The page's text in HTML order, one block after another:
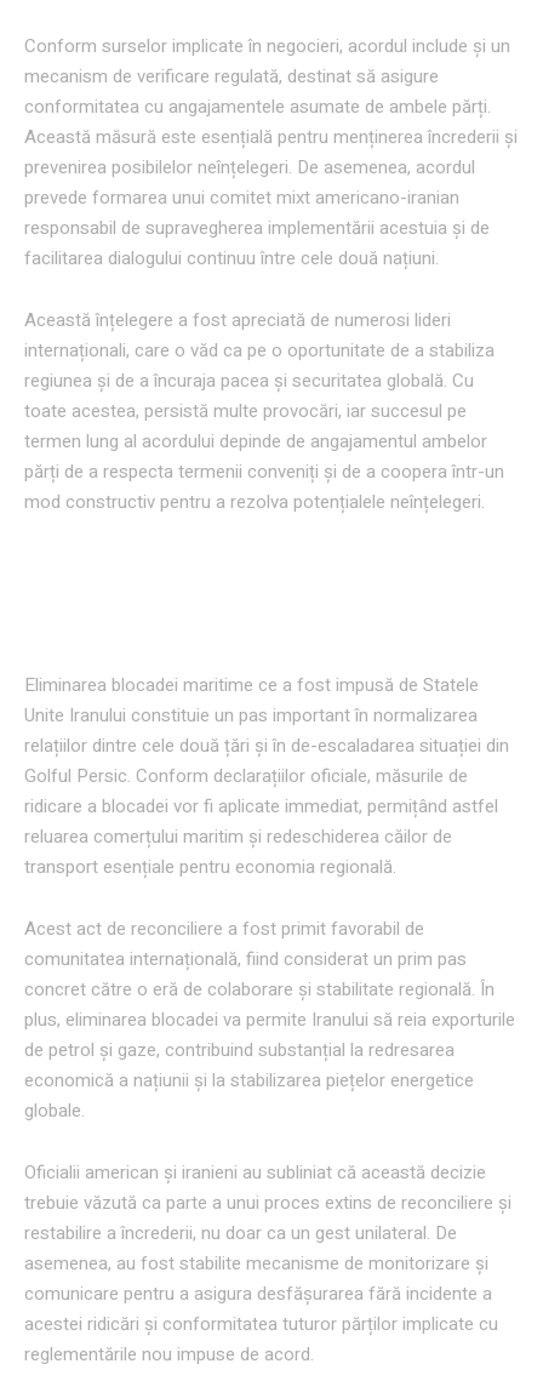
Conform surselor implicate în negocieri, acordul include și un
mecanism de verificare regulată, destinat să asigure
conformitatea cu angajamentele asumate de ambele părți.
Această măsură este esențială pentru menținerea încrederii și
prevenirea posibilelor neînțelegeri. De asemenea, acordul
prevede formarea unui comitet mixt americano-iranian
responsabil de supravegherea implementării acestuia și de
facilitarea dialogului continuu între cele două națiuni.
Această înțelegere a fost apreciată de numerosi lideri
internaționali, care o văd ca pe o oportunitate de a stabiliza
regiunea și de a încuraja pacea și securitatea globală. Cu
toate acestea, persistă multe provocări, iar succesul pe
termen lung al acordului depinde de angajamentul ambelor
părți de a respecta termenii conveniți și de a coopera într-un
mod constructiv pentru a rezolva potențialele neînțelegeri.
Eliminarea blocadei maritime ce a fost impusă de Statele
Unite Iranului constituie un pas important în normalizarea
relațiilor dintre cele două țări și în de-escaladarea situației din
Golful Persic. Conform declarațiilor oficiale, măsurile de
ridicare a blocadei vor fi aplicate immediat, permițând astfel
reluarea comerțului maritim și redeschiderea căilor de
transport esențiale pentru economia regională.
Acest act de reconciliere a fost primit favorabil de
comunitatea internațională, fiind considerat un prim pas
concret către o eră de colaborare și stabilitate regională. În
plus, eliminarea blocadei va permite Iranului să reia exporturile
de petrol și gaze, contribuind substanțial la redresarea
economică a națiunii și la stabilizarea piețelor energetice
globale.
Oficialii american și iranieni au subliniat că această decizie
trebuie văzută ca parte a unui proces extins de reconciliere și
restabilire a încrederii, nu doar ca un gest unilateral. De
asemenea, au fost stabilite mecanisme de monitorizare și
comunicare pentru a asigura desfășurarea fără incidente a
acestei ridicări și conformitatea tuturor părților implicate cu
reglementările nou impuse de acord.